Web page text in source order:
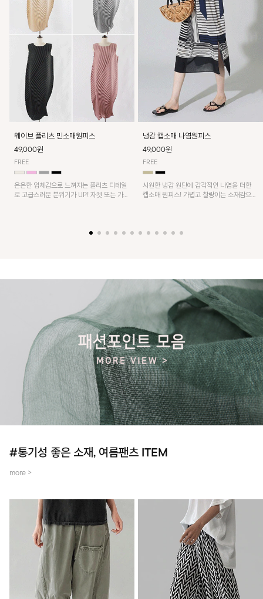
웨이브 플리츠 민소매원피스
49,000원
FREE
은은한 입체감으로 느껴지는 플리츠 디테일
로 고급스러운 분위기가 UP! 자켓 또는 가디
냉감 캡소매 나염원피스
49,000원
FREE
시원한 냉감 원단에 감각적인 나염을 더한
캡소매 원피스! 가볍고 찰랑이는 소재감으로
#통기성 좋은 소재, 여름팬츠 ITEM
more >